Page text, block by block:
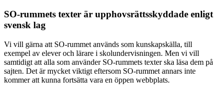
SO-rummets texter är upphovsrättsskyddade enligt
svensk lag
Vi vill gärna att SO-rummet används som kunskapskälla, till
exempel av elever och lärare i skolundervisningen. Men vi vill
samtidigt att alla som använder SO-rummets texter ska läsa dem på
sajten. Det är mycket viktigt eftersom SO-rummet annars inte
kommer att kunna fortsätta vara en öppen webbplats.